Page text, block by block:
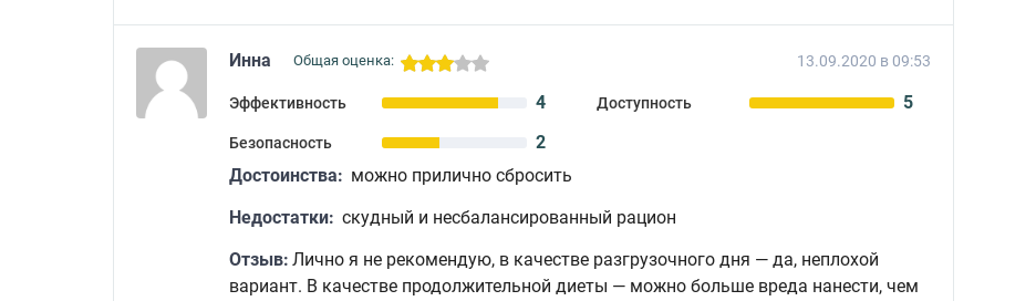
Инна Общая оценка: 13.09.2020 в 09:53
Эффективность 4 Доступность 5
Безопасность
2
Достоинства: можно прилично сбросить
Недостатки: скудный и несбалансированный рацион
Отзыв: Лично я не рекомендую, в качестве разгрузочного дня — да, неплохой
вариант. В качестве продолжительной диеты — можно больше вреда нанести, чем